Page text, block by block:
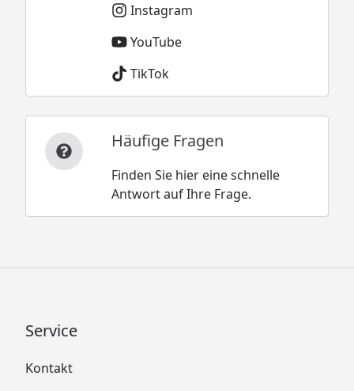
Instagram
YouTube
TikTok
Häufige Fragen
Finden Sie hier eine schnelle
Antwort auf Ihre Frage.
Service
Kontakt